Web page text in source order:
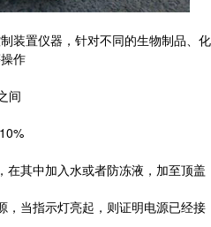
装置仪器，针对不同的生物制品、化
作
间
在其中加入水或者防冻液，加至顶盖
，当指示灯亮起，则证明电源已经接